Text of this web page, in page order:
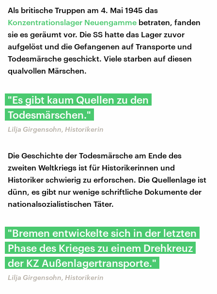
Als britische Truppen am 4. Mai 1945 das
Konzentrationslager Neuengamme betraten, fanden
sie es geräumt vor. Die SS hatte das Lager zuvor
aufgelöst und die Gefangenen auf Transporte und
Todesmärsche geschickt. Viele starben auf diesen
qualvollen Märschen.
"Es gibt kaum Quellen zu den
Todesmärschen."
Lilja Girgensohn, Historikerin
Die Geschichte der Todesmärsche am Ende des
zweiten Weltkriegs ist für Historikerinnen und
Historiker schwierig zu erforschen. Die Quellenlage ist
dünn, es gibt nur wenige schriftliche Dokumente der
nationalsozialistischen Täter.
"Bremen entwickelte sich in der letzten
Phase des Krieges zu einem Drehkreuz
der KZ Außenlagertransporte."
Lilja Girgensohn, Historikerin